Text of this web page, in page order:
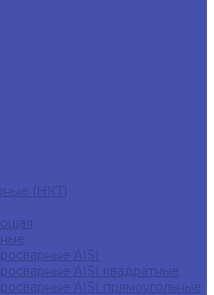
(НКТ)
AISI
AISI квадратные
AISI прямоугольные